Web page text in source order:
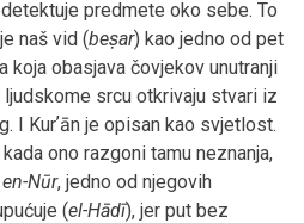
predmete oko sebe. To
naš vid (beṣar) kao jedno od pet
koja obasjava čovjekov unutranji
srcu otkrivaju stvari iz
I Kurʼān je opisan kao svjetlost.
ono razgoni tamu neznanja,
en-Nūr, jedno od njegovih
(el-Hādī), jer put bez